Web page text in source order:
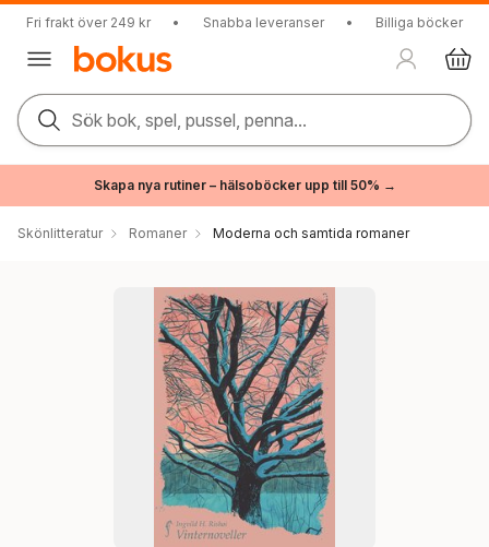
Fri frakt över 249 kr • Snabba leveranser • Billiga böcker
Sök bok, spel, pussel, penna...
Skapa nya rutiner – hälsoböcker upp till 50% →
Skönlitteratur Romaner Moderna och samtida romaner